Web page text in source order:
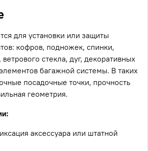
для установки или защиты
кофров, подножек, спинки,
стекла, дуг, декоративных
багажной системы. В таких
посадочные точки, прочность
геометрия.
аксессуара или штатной